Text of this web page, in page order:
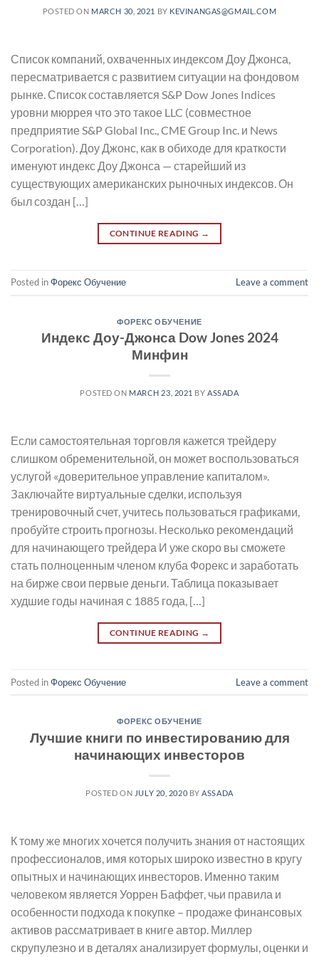
POSTED ON MARCH 30, 2021 BY KEVINANGAS@GMAIL.COM
Список компаний, охваченных индексом Доу Джонса,
пересматривается с развитием ситуации на фондовом
рынке. Список составляется S&P Dow Jones Indices
уровни мюррея что это такое LLC (совместное
предприятие S&P Global Inc., CME Group Inc. и News
Corporation). Доу Джонс, как в обиходе для краткости
именуют индекс Доу Джонса — старейший из
существующих американских рыночных индексов. Он
был создан […]
CONTINUE READING →
Posted inФорекс Обучение Leave a comment
ФОРЕКС ОБУЧЕНИЕ
Индекс Доу-Джонса Dow Jones 2024
Минфин
POSTED ON MARCH 23, 2021 BYASSADA
Если самостоятельная торговля кажется трейдеру
слишком обременительной, он может воспользоваться
услугой «доверительное управление капиталом».
Заключайте виртуальные сделки, используя
тренировочный счет, учитесь пользоваться графиками,
пробуйте строить прогнозы. Несколько рекомендаций
для начинающего трейдера И уже скоро вы сможете
стать полноценным членом клуба Форекс и заработать
на бирже свои первые деньги. Таблица показывает
худшие годы начиная с 1885 года, […]
CONTINUE READING →
Posted inФорекс Обучение Leave a comment
ФОРЕКС ОБУЧЕНИЕ
Лучшие книги по инвестированию для
начинающих инвесторов
POSTED ON JULY 20, 2020 BYASSADA
К тому же многих хочется получить знания от настоящих
профессионалов, имя которых широко известно в кругу
опытных и начинающих инвесторов. Именно таким
человеком является Уоррен Баффет, чьи правила и
особенности подхода к покупке – продаже финансовых
активов рассматривает в книге автор. Миллер
скрупулезно и в деталях анализирует формулы, оценки и